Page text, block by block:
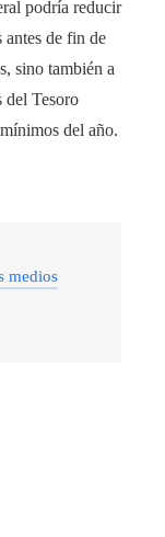
podría reducir
antes de fin de
sino también a
del Tesoro
del año.
medios